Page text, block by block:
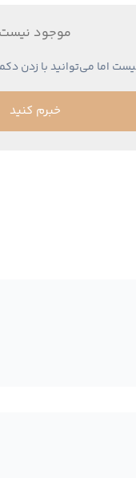
موجود نیست
اما می‌توانید با زدن
خبرم کنید